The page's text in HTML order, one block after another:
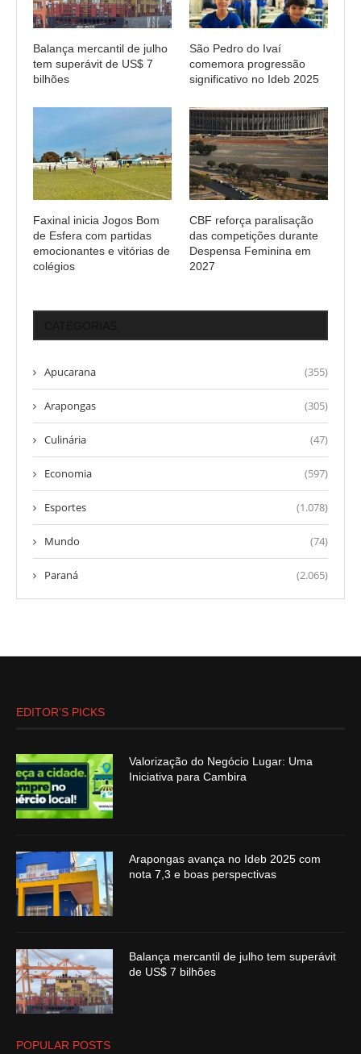
Balança mercantil de julho
tem superávit de US$ 7
bilhões
São Pedro do Ivaí
comemora progressão
significativo no Ideb 2025
Faxinal inicia Jogos Bom
de Esfera com partidas
emocionantes e vitórias de
colégios
CBF reforça paralisação
das competições durante
Despensa Feminina em
2027
Apucarana (355)
Arapongas (305)
Culinária (47)
Economia (597)
Esportes (1.078)
Mundo (74)
Paraná (2.065)
EDITOR’S PICKS
Valorização do Negócio Lugar: Uma
Iniciativa para Cambira
Arapongas avança no Ideb 2025 com
nota 7,3 e boas perspectivas
Balança mercantil de julho tem superávit
de US$ 7 bilhões
POPULAR POSTS